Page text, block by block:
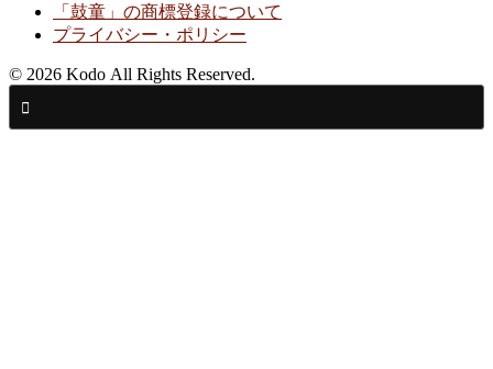
「鼓童」の商標登録について
プライバシー・ポリシー
© 2026 Kodo All Rights Reserved.